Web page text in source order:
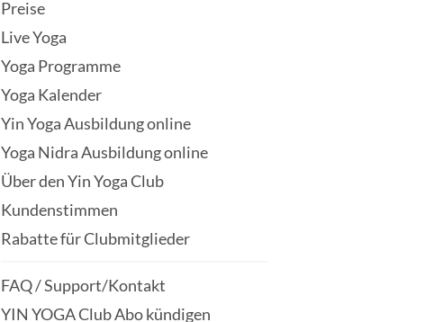
Preise
Live Yoga
Yoga Programme
Yoga Kalender
Yin Yoga Ausbildung online
Yoga Nidra Ausbildung online
Über den Yin Yoga Club
Kundenstimmen
Rabatte für Clubmitglieder
FAQ / Support/Kontakt
YIN YOGA Club Abo kündigen